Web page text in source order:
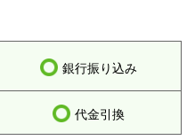
銀行振り込み
代金引換